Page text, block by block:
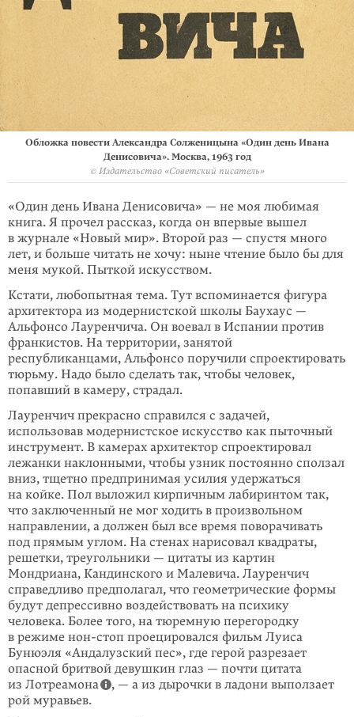
Обложка повести Александра Солженицына «Один день Ивана
Денисовича». Москва, 1963 год
© Издательство «Советский писатель»
«Один день Ивана Денисовича» — не моя любимая
книга. Я прочел рассказ, когда он впервые вышел
в журнале «Новый мир». Второй раз — спустя много
лет, и больше читать не хочу: ныне чтение было бы для
меня мукой. Пыткой искусством.
Кстати, любопытная тема. Тут вспоминается фигура
архитектора из модер­нистской школы Баухаус —
Альфонсо Лауренчича. Он воевал в Испании против
франкистов. На территории, занятой
республиканцами, Альфонсо поручили спроектировать
тюрьму. Надо было сделать так, чтобы человек,
попавший в камеру, страдал.
Лауренчич прекрасно справился с задачей,
использовав модернистское искус­ство как пыточный
инструмент. В камерах архитектор спроектировал
лежанки наклонными, чтобы узник постоянно сползал
вниз, тщетно предпринимая усилия удержаться
на койке. Пол выложил кирпичным лабиринтом так,
что заключенный не мог ходить в произвольном
направлении, а должен был все время поворачивать
под прямым углом. На стенах нарисовал квадраты,
решет­ки, треугольники — цитаты из картин
Мондриана, Кандинского и Малевича. Лауренчич
справедливо предполагал, что геометрические формы
будут депрес­сивно воздействовать на психику
человека. Более того, на тюремную перего­родку
в режиме нон-стоп проецировался фильм Луиса
Бунюэля «Андалузский пес», где герой разрезает
опасной бритвой девушкин глаз — почти цитата
из Лотреамона
, — а из дырочки в ладони выползает
рой муравьев.